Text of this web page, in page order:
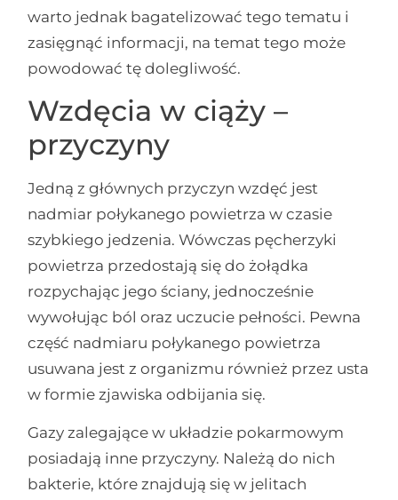
warto jednak bagatelizować tego tematu i
zasięgnąć informacji, na temat tego może
powodować tę dolegliwość.
Wzdęcia w ciąży –
przyczyny
Jedną z głównych przyczyn wzdęć jest
nadmiar połykanego powietrza w czasie
szybkiego jedzenia. Wówczas pęcherzyki
powietrza przedostają się do żołądka
rozpychając jego ściany, jednocześnie
wywołując ból oraz uczucie pełności. Pewna
część nadmiaru połykanego powietrza
usuwana jest z organizmu również przez usta
w formie zjawiska odbijania się.
Gazy zalegające w układzie pokarmowym
posiadają inne przyczyny. Należą do nich
bakterie, które znajdują się w jelitach